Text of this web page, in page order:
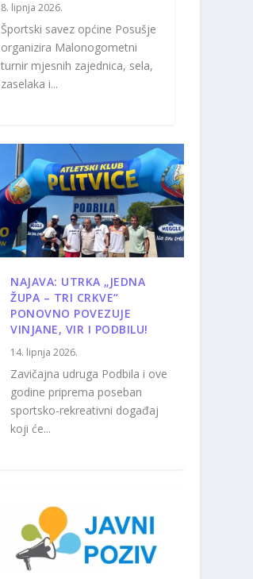
8. lipnja 2026.
Športski savez općine Posušje
organizira Malonogometni
turnir mjesnih zajednica, sela,
zaselaka i...
NAJAVA: UTRKA „JEDNA
ŽUPA – TRI CRKVE“
PONOVNO POVEZUJE
VINJANE, VIR I PODBILU!
14. lipnja 2026.
Zavičajna udruga Podbila i ove
godine priprema poseban
sportsko-rekreativni događaj
koji će...